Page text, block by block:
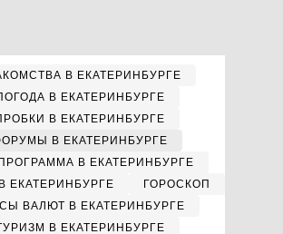
В ЕКАТЕРИНБУРГЕ
В ЕКАТЕРИНБУРГЕ
В ЕКАТЕРИНБУРГЕ
В ЕКАТЕРИНБУРГЕ
В ЕКАТЕРИНБУРГЕ
ЕКАТЕРИНБУРГЕ
ГОРОСКОП
ВАЛЮТ В ЕКАТЕРИНБУРГЕ
В ЕКАТЕРИНБУРГЕ